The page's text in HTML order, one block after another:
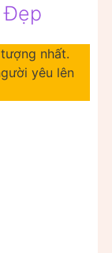
Đẹp
nhất.
yêu lên